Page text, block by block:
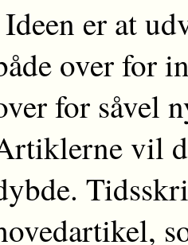
Ideen er at
over for
for såvel
vil